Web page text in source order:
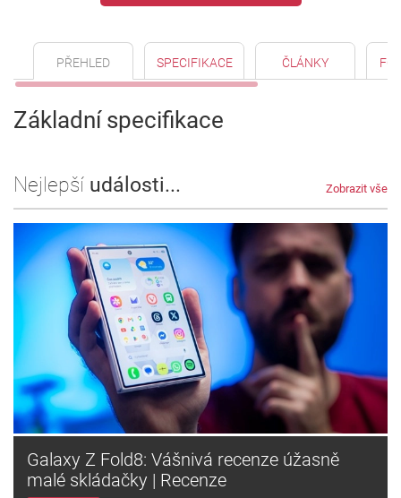
PŘEHLED SPECIFIKACE ČLÁNKY
Základní specifikace
Nejlepší události... Zobrazit vše
Galaxy Z Fold8: Vášnivá recenze úžasně
malé skládačky | Recenze